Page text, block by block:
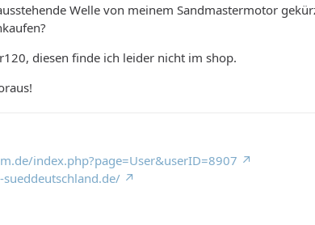
Welle von meinem Sandmastermotor
diesen finde ich leider nicht im shop.
index.php?page=User&userID=8907